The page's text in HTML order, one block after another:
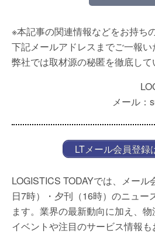
※本記事の関連情報などをお持ち
下記メールアドレスまでご一報い
弊社では取材源の秘匿を徹底して
メール：
LTメール会員登録
LOGISTICS TODAYでは、メー
日7時）・夕刊（16時）のニュー
ます。業界の最新動向に加え、
イベントや注目のサービス情報も